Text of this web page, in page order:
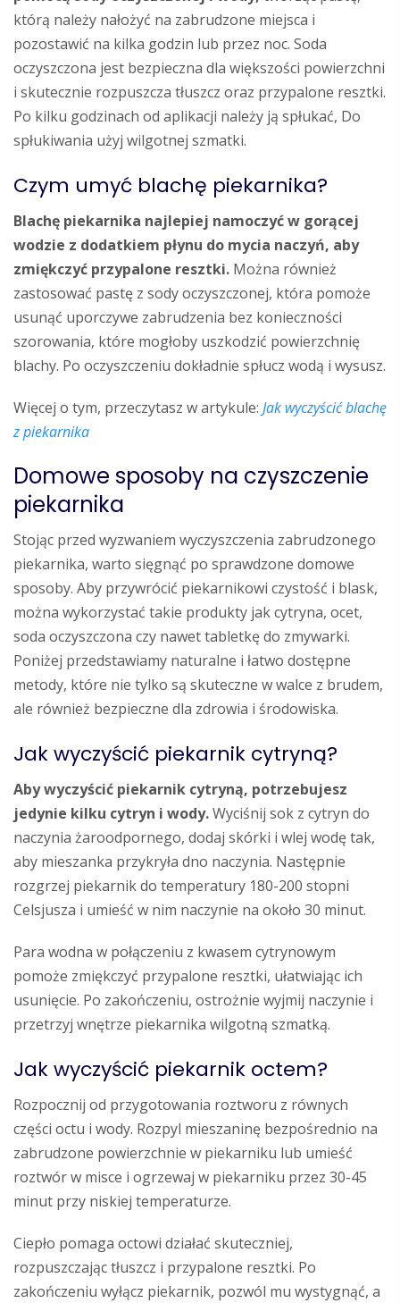
którą należy nałożyć na zabrudzone miejsca i
pozostawić na kilka godzin lub przez noc. Soda
oczyszczona jest bezpieczna dla większości powierzchni
i skutecznie rozpuszcza tłuszcz oraz przypalone resztki.
Po kilku godzinach od aplikacji należy ją spłukać, Do
spłukiwania użyj wilgotnej szmatki.
Czym umyć blachę piekarnika?
Blachę piekarnika najlepiej namoczyć w gorącej
wodzie z dodatkiem płynu do mycia naczyń, aby
zmiękczyć przypalone resztki. Można również
zastosować pastę z sody oczyszczonej, która pomoże
usunąć uporczywe zabrudzenia bez konieczności
szorowania, które mogłoby uszkodzić powierzchnię
blachy. Po oczyszczeniu dokładnie spłucz wodą i wysusz.
Więcej o tym, przeczytasz w artykule: Jak wyczyścić blachę
z piekarnika
Domowe sposoby na czyszczenie
piekarnika
Stojąc przed wyzwaniem wyczyszczenia zabrudzonego
piekarnika, warto sięgnąć po sprawdzone domowe
sposoby. Aby przywrócić piekarnikowi czystość i blask,
można wykorzystać takie produkty jak cytryna, ocet,
soda oczyszczona czy nawet tabletkę do zmywarki.
Poniżej przedstawiamy naturalne i łatwo dostępne
metody, które nie tylko są skuteczne w walce z brudem,
ale również bezpieczne dla zdrowia i środowiska.
Jak wyczyścić piekarnik cytryną?
Aby wyczyścić piekarnik cytryną, potrzebujesz
jedynie kilku cytryn i wody.Wyciśnij sok z cytryn do
naczynia żaroodpornego, dodaj skórki i wlej wodę tak,
aby mieszanka przykryła dno naczynia. Następnie
rozgrzej piekarnik do temperatury 180-200 stopni
Celsjusza i umieść w nim naczynie na około 30 minut.
Para wodna w połączeniu z kwasem cytrynowym
pomoże zmiękczyć przypalone resztki, ułatwiając ich
usunięcie. Po zakończeniu, ostrożnie wyjmij naczynie i
przetrzyj wnętrze piekarnika wilgotną szmatką.
Jak wyczyścić piekarnik octem?
Rozpocznij od przygotowania roztworu z równych
części octu i wody. Rozpyl mieszaninę bezpośrednio na
zabrudzone powierzchnie w piekarniku lub umieść
roztwór w misce i ogrzewaj w piekarniku przez 30-45
minut przy niskiej temperaturze.
Ciepło pomaga octowi działać skuteczniej,
rozpuszczając tłuszcz i przypalone resztki. Po
zakończeniu wyłącz piekarnik, pozwól mu wystygnąć, a